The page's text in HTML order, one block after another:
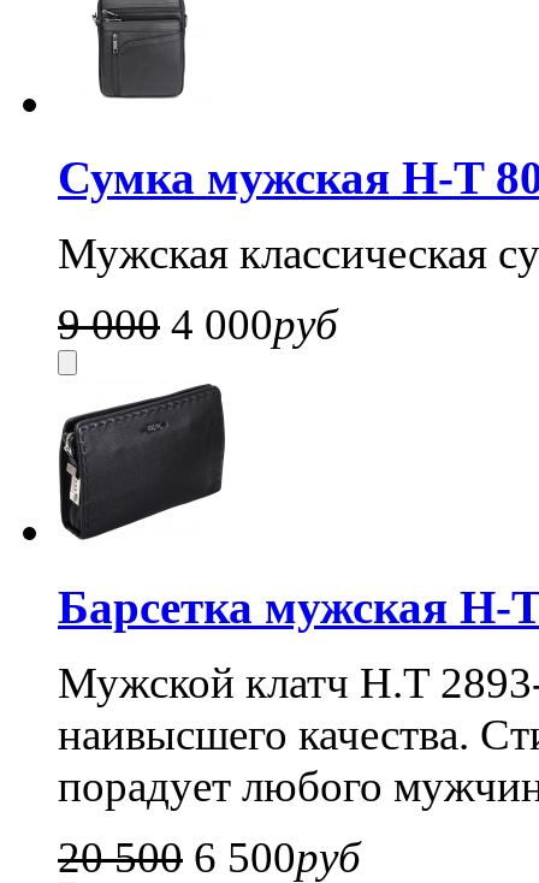
Сумка мужская H-T
Мужская классическая
9 000 4 000руб
Барсетка мужская H-
Мужской клатч H.T
наивысшего качества.
порадует любого
20 500 6 500руб